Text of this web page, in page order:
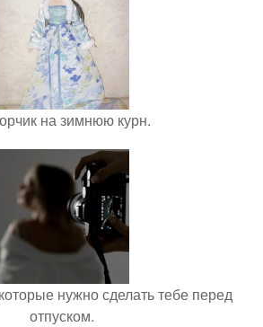
на зимнюю курн.
нужно сделать тебе перед
отпуском.